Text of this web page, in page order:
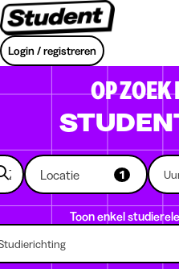
Login / registreren
OP
Locatie 1
Toon enkel